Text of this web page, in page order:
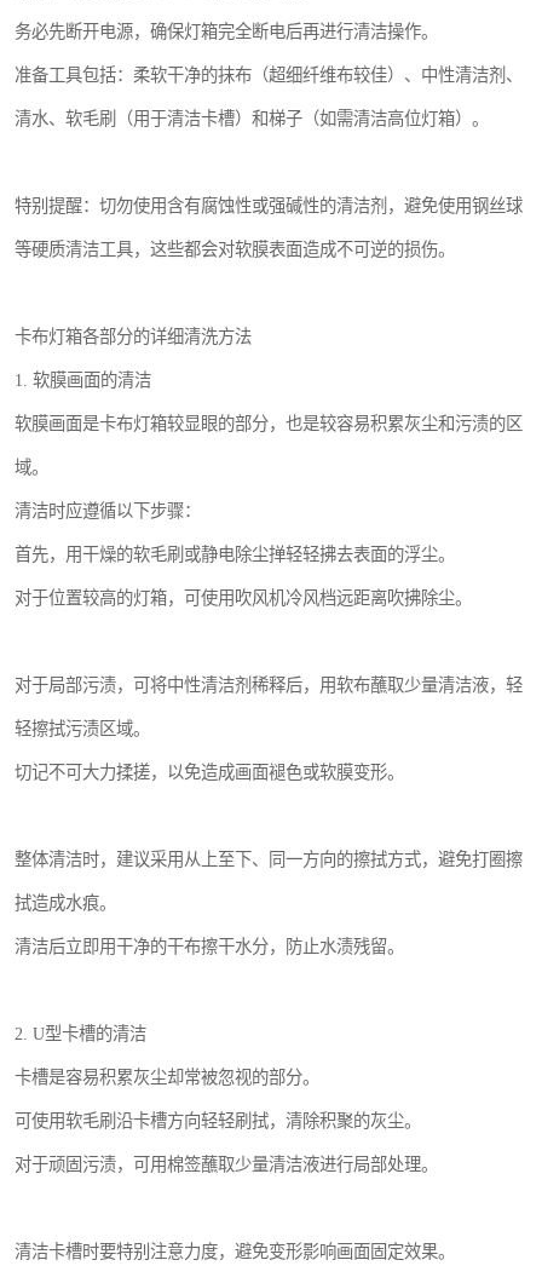
务必先断开电源，确保灯箱完全断电后再进行清洁操作。
准备工具包括：柔软干净的抹布（超细纤维布较佳）、中性清洁剂、
清水、软毛刷（用于清洁卡槽）和梯子（如需清洁高位灯箱）。
特别提醒：切勿使用含有腐蚀性或强碱性的清洁剂，避免使用钢丝球
等硬质清洁工具，这些都会对软膜表面造成不可逆的损伤。
卡布灯箱各部分的详细清洗方法
1. 软膜画面的清洁
软膜画面是卡布灯箱较显眼的部分，也是较容易积累灰尘和污渍的区
域。
清洁时应遵循以下步骤：
首先，用干燥的软毛刷或静电除尘掸轻轻拂去表面的浮尘。
对于位置较高的灯箱，可使用吹风机冷风档远距离吹拂除尘。
对于局部污渍，可将中性清洁剂稀释后，用软布蘸取少量清洁液，轻
轻擦拭污渍区域。
切记不可大力揉搓，以免造成画面褪色或软膜变形。
整体清洁时，建议采用从上至下、同一方向的擦拭方式，避免打圈擦
拭造成水痕。
清洁后立即用干净的干布擦干水分，防止水渍残留。
2. U型卡槽的清洁
卡槽是容易积累灰尘却常被忽视的部分。
可使用软毛刷沿卡槽方向轻轻刷拭，清除积聚的灰尘。
对于顽固污渍，可用棉签蘸取少量清洁液进行局部处理。
清洁卡槽时要特别注意力度，避免变形影响画面固定效果。